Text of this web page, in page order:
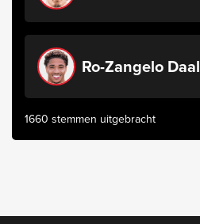
Ro-Zangelo Daal
1660 stemmen uitgebracht